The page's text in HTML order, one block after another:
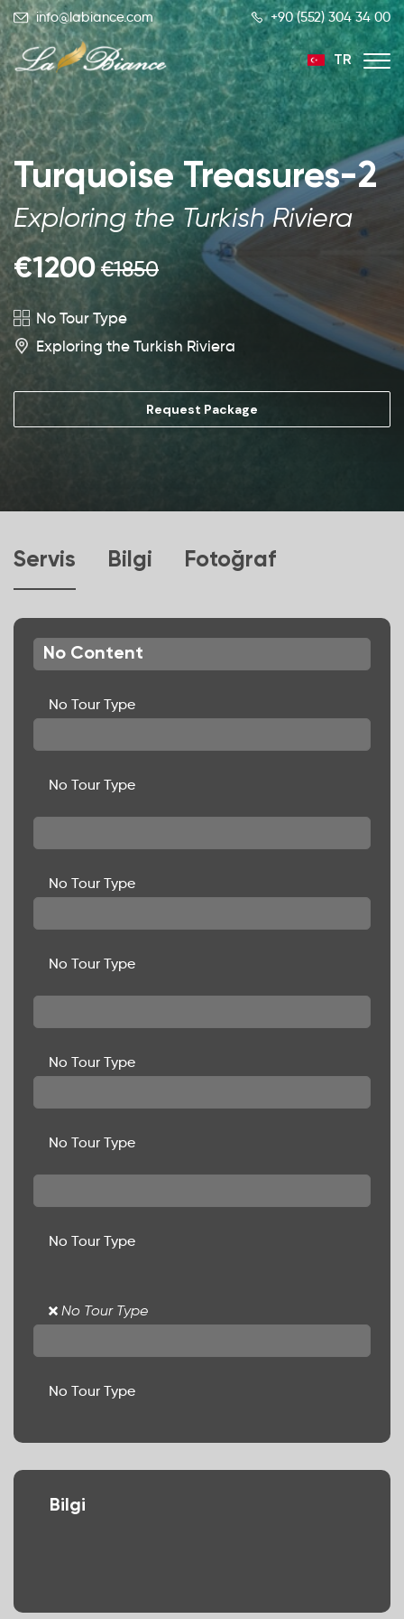
info@labiance.com +90 (552) 304 34 00
TR
EN
Turquoise Treasures-2
Exploring the Turkish Riviera
€1200 €1850
No Tour Type
Exploring the Turkish Riviera
Request Package
Servis Bilgi Fotoğraf
No Content
No Tour Type
No Tour Type
No Tour Type
No Tour Type
No Tour Type
No Tour Type
No Tour Type
No Tour Type
No Tour Type
Bilgi